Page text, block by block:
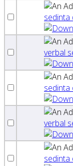
sedinta
verbal
sedinta
verbal
sedinta